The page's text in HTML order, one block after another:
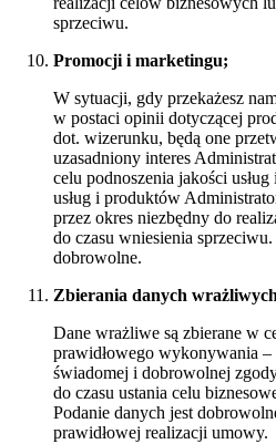
sprzeciwu.
Promocji i marketingu;
W sytuacji, gdy przekażesz
w postaci opinii dotyczącej
dot. wizerunku, będą one
uzasadniony interes
celu podnoszenia jakości
usług i produktów
przez okres niezbędny do
do czasu wniesienia
dobrowolne.
Zbierania danych
Dane wrażliwe są zbierane w
prawidłowego wykonywania
świadomej i dobrowolnej
do czasu ustania celu
Podanie danych jest
prawidłowej realizacji umowy.